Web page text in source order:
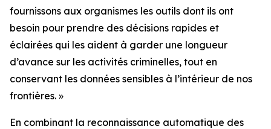
fournissons aux organismes les outils dont ils ont
besoin pour prendre des décisions rapides et
éclairées qui les aident à garder une longueur
d’avance sur les activités criminelles, tout en
conservant les données sensibles à l’intérieur de nos
frontières. »
En combinant la reconnaissance automatique des